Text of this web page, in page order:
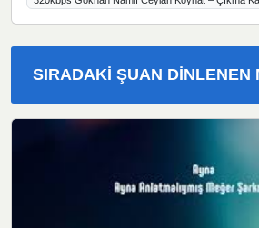
SIRADAKI ŞUAN DINLENEN